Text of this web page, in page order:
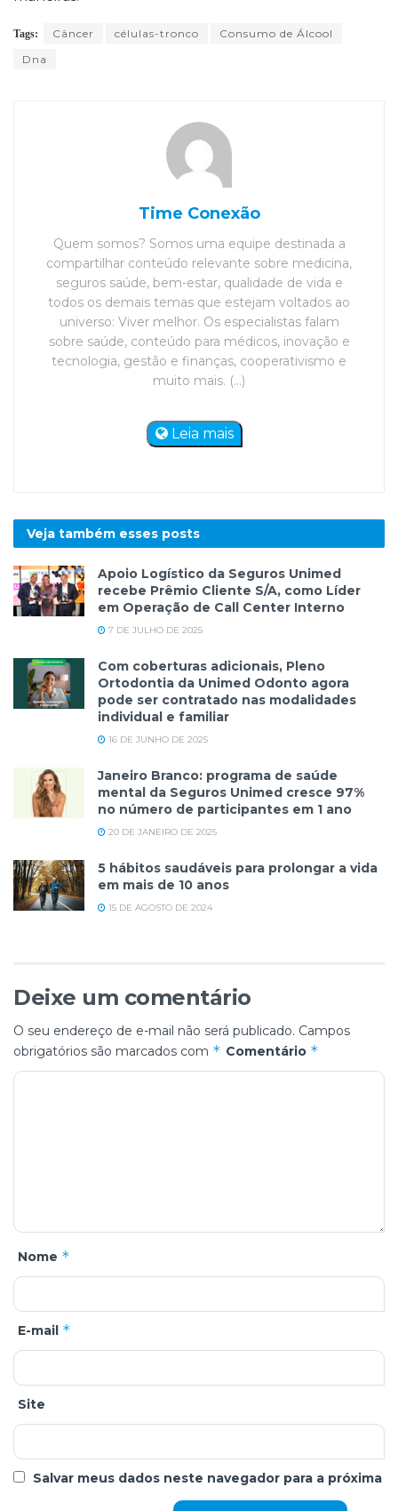
Tags: Câncer células-tronco
Consumo de Álcool
Dna
Time Conexão
Quem somos? Somos uma equipe destinada a
compartilhar conteúdo relevante sobre medicina,
seguros saúde, bem-estar, qualidade de vida e
todos os demais temas que estejam voltados ao
universo: Viver melhor. Os especialistas falam
sobre saúde, conteúdo para médicos, inovação e
tecnologia, gestão e finanças, cooperativismo e
muito mais. (...)
Leia mais
Veja também esses posts
Apoio Logístico da Seguros Unimed
recebe Prêmio Cliente S/A, como Líder
em Operação de Call Center Interno
7 DE JULHO DE 2025
Com coberturas adicionais, Pleno
Ortodontia da Unimed Odonto agora
pode ser contratado nas modalidades
individual e familiar
16 DE JUNHO DE 2025
Janeiro Branco: programa de saúde
mental da Seguros Unimed cresce 97%
no número de participantes em 1 ano
20 DE JANEIRO DE 2025
5 hábitos saudáveis para prolongar a vida
em mais de 10 anos
15 DE AGOSTO DE 2024
Deixe um comentário
O seu endereço de e-mail não será publicado. Campos
obrigatórios são marcados com * Comentário *
Nome *
E-mail *
Site
Salvar meus dados neste navegador para a próxima